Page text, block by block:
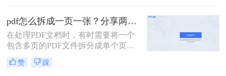
技巧都是非常有用的。那么PDF如何
拆分成多个PDF呢？本文将介绍两种
简单且高效的PDF拆分方法。
pdf怎么拆成一页一张？分享两种常用的拆分方法！
在处理PDF文档时，有时需要将一个
包含多页的PDF文件拆分成单个页面
的PDF文件。那么pdf怎么拆成一页一
张呢？本文将介绍两种常用的拆分
赞 踩